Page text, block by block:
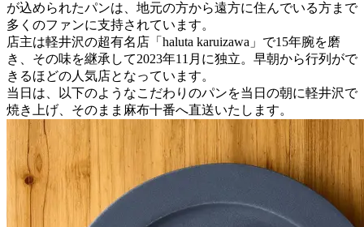
が込められたパンは、地元の方から遠方に住んでいる方まで
多くのファンに支持されています。
店主は軽井沢の超有名店「haluta karuizawa」で15年腕を磨
き、その味を継承して2023年11月に独立。早朝から行列がで
きるほどの人気店となっています。
当日は、以下のようなこだわりのパンを当日の朝に軽井沢で
焼き上げ、そのまま麻布十番へ直送いたします。